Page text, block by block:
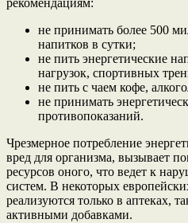
рекомендациям:
не принимать более 500
напитков в сутки;
не пить энергетические
нагрузок, спортивных
не пить с чаем кофе,
не принимать
противопоказаний.
Чрезмерное потребление
вред для организма, вызывает
ресурсов оного, что ведет к
систем. В некоторых
реализуются только в аптеках,
активными добавками.